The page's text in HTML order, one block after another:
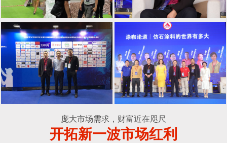
庞大市场需求，财富近在咫尺
开拓新一波市场红利